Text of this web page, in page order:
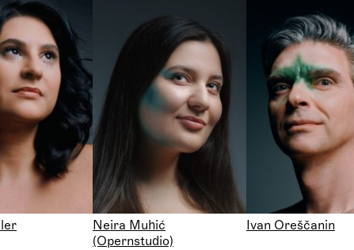
Neira Muhić
(Opernstudio)
Ivan Oreščanin